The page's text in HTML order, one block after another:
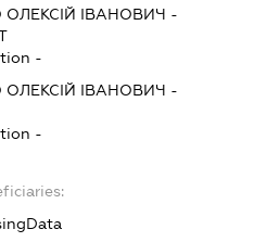
ІВАНОВИЧ -
-
ІВАНОВИЧ -
-